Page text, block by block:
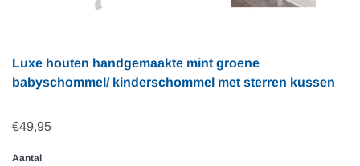
Luxe houten handgemaakte mint groene
babyschommel/ kinderschommel met sterren kussen
€49,95
Aantal